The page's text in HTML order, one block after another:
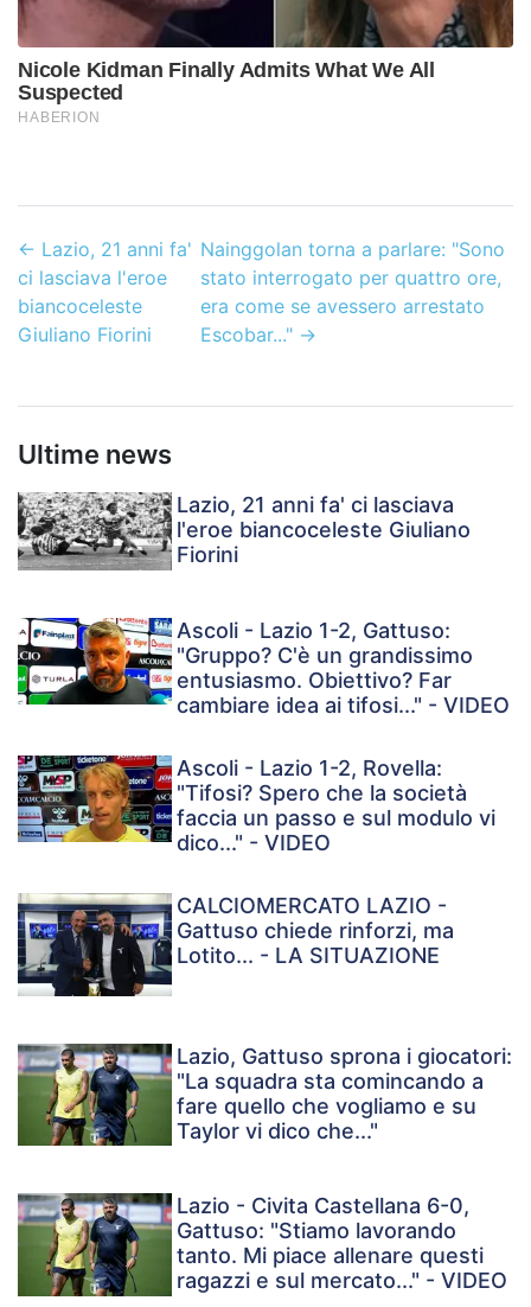
← Lazio, 21 anni fa'
ci lasciava l'eroe
biancoceleste
Giuliano Fiorini
Nainggolan torna a parlare: "Sono
stato interrogato per quattro ore,
era come se avessero arrestato
Escobar..." →
Ultime news
Lazio, 21 anni fa' ci lasciava
l'eroe biancoceleste Giuliano
Fiorini
Ascoli - Lazio 1-2, Gattuso:
"Gruppo? C'è un grandissimo
entusiasmo. Obiettivo? Far
cambiare idea ai tifosi..." - VIDEO
Ascoli - Lazio 1-2, Rovella:
"Tifosi? Spero che la società
faccia un passo e sul modulo vi
dico..." - VIDEO
CALCIOMERCATO LAZIO -
Gattuso chiede rinforzi, ma
Lotito... - LA SITUAZIONE
Lazio, Gattuso sprona i giocatori:
"La squadra sta comincando a
fare quello che vogliamo e su
Taylor vi dico che..."
Lazio - Civita Castellana 6-0,
Gattuso: "Stiamo lavorando
tanto. Mi piace allenare questi
ragazzi e sul mercato..." - VIDEO